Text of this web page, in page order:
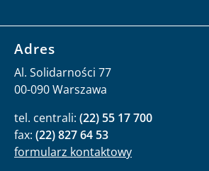
Adres
Al. Solidarności 77
00-090 Warszawa
tel. centrali: (22) 55 17 700
fax: (22) 827 64 53
formularz kontaktowy